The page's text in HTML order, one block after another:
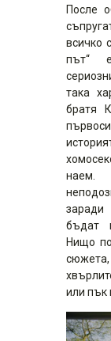
После
всичко
път“
така
братя
наем.
заради
бъдат
Нищо
или пък